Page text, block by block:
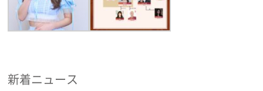
新着ニュース